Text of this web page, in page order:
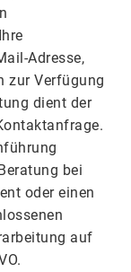
Adresse,
zur Verfügung
dient der
bei
oder einen
auf